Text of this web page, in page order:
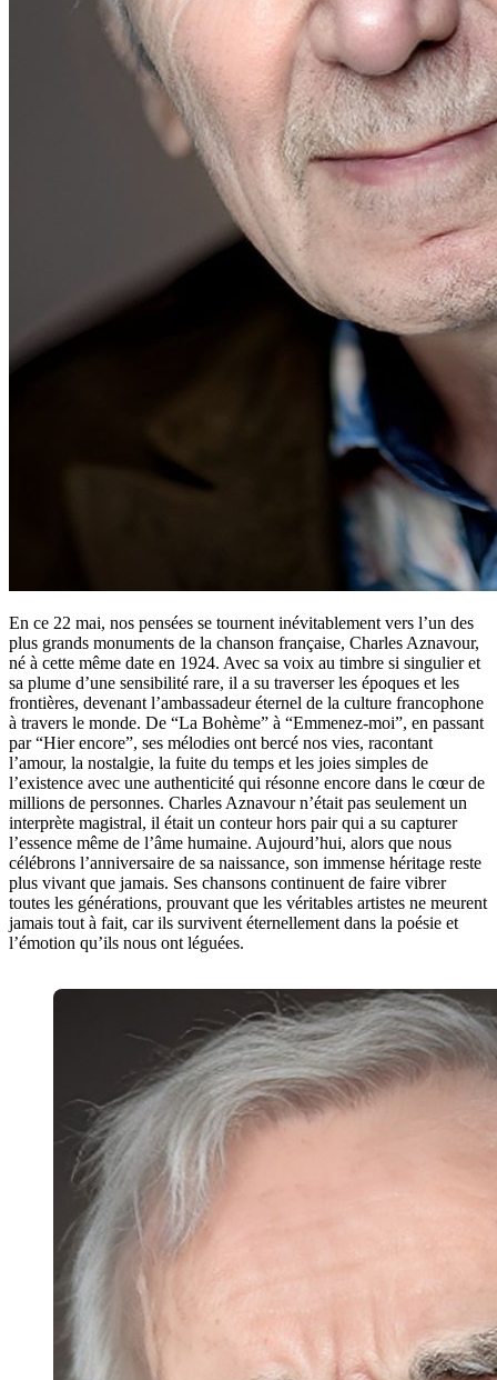
En ce 22 mai, nos pensées se tournent inévitablement vers l’un des
plus grands monuments de la chanson française, Charles Aznavour,
né à cette même date en 1924. Avec sa voix au timbre si singulier et
sa plume d’une sensibilité rare, il a su traverser les époques et les
frontières, devenant l’ambassadeur éternel de la culture francophone
à travers le monde. De “La Bohème” à “Emmenez-moi”, en passant
par “Hier encore”, ses mélodies ont bercé nos vies, racontant
l’amour, la nostalgie, la fuite du temps et les joies simples de
l’existence avec une authenticité qui résonne encore dans le cœur de
millions de personnes. Charles Aznavour n’était pas seulement un
interprète magistral, il était un conteur hors pair qui a su capturer
l’essence même de l’âme humaine. Aujourd’hui, alors que nous
célébrons l’anniversaire de sa naissance, son immense héritage reste
plus vivant que jamais. Ses chansons continuent de faire vibrer
toutes les générations, prouvant que les véritables artistes ne meurent
jamais tout à fait, car ils survivent éternellement dans la poésie et
l’émotion qu’ils nous ont léguées.